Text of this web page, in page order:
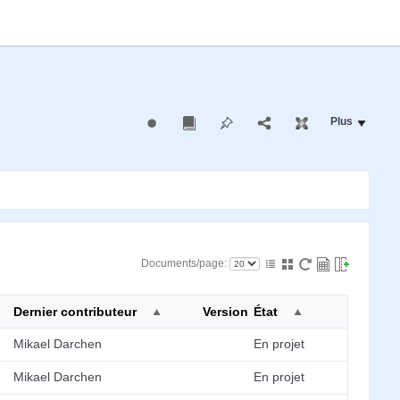
Plus
Documents/page:
Dernier contributeur Version État
Mikael Darchen En projet
Mikael Darchen En projet